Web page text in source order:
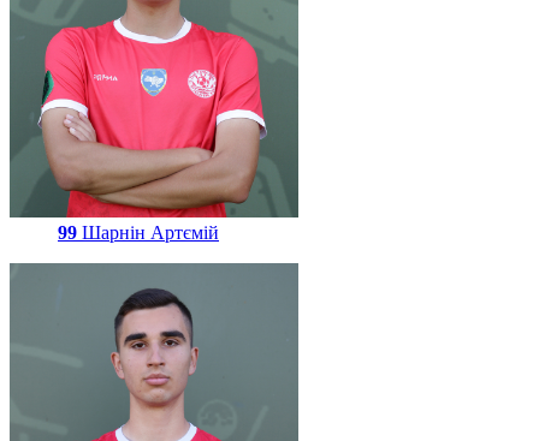
99 Шарнін Артємій